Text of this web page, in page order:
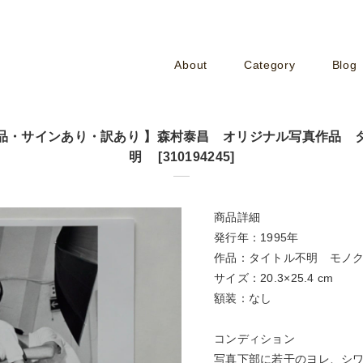
About Category Blog
・サインあり・訳あり 】森村泰昌 オリジナル写真作品
明 [310194245]
商品詳細
発行年：1995年
作品：タイトル不明 モノ
サイズ：20.3×25.4 cm
額装：なし
コンディション
写真下部に若干のヨレ、シ